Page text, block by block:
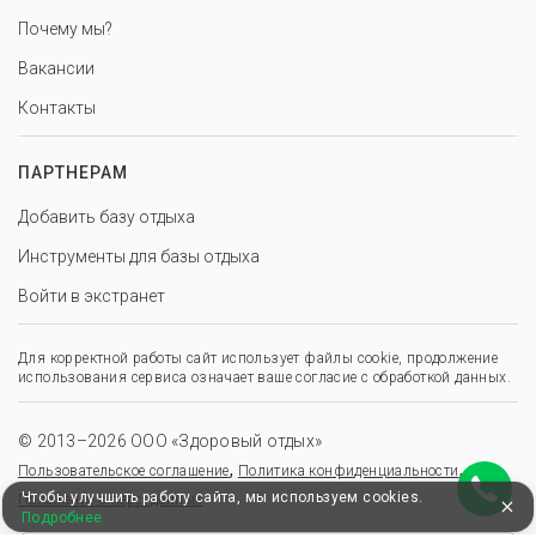
Почему мы?
Вакансии
Контакты
ПАРТНЕРАМ
Добавить базу отдыха
Инструменты для базы отдыха
Войти в экстранет
Для корректной работы сайт использует файлы cookie, продолжение
использования сервиса означает ваше согласие с обработкой данных.
© 2013–2026 ООО «Здоровый отдых»
Пользовательское соглашение, Политика конфиденциальности,
Положение о перс. данных
Чтобы улучшить работу сайта, мы используем cookies.
Подробнее